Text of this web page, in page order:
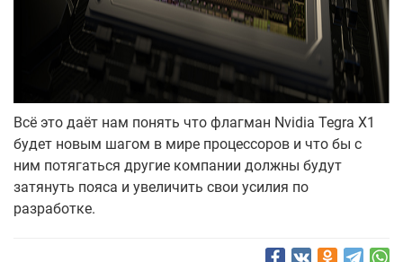
Всё это даёт нам понять что флагман Nvidia Tegra X1
будет новым шагом в мире процессоров и что бы с
ним потягаться другие компании должны будут
затянуть пояса и увеличить свои усилия по
разработке.